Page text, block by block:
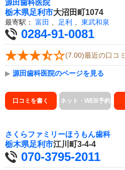
源田歯科医院
栃木県足利市大沼田町1074
最寄駅： 富田 、 足利 、 東武和泉
0284-91-0081
(7.00)最近の口コミ
▶ 源田歯科医院のページを見る
口コミを書く ネット・WEB予約
さくらファミリーほうもん歯科
栃木県足利市江川町3-4-4
070-3795-2011